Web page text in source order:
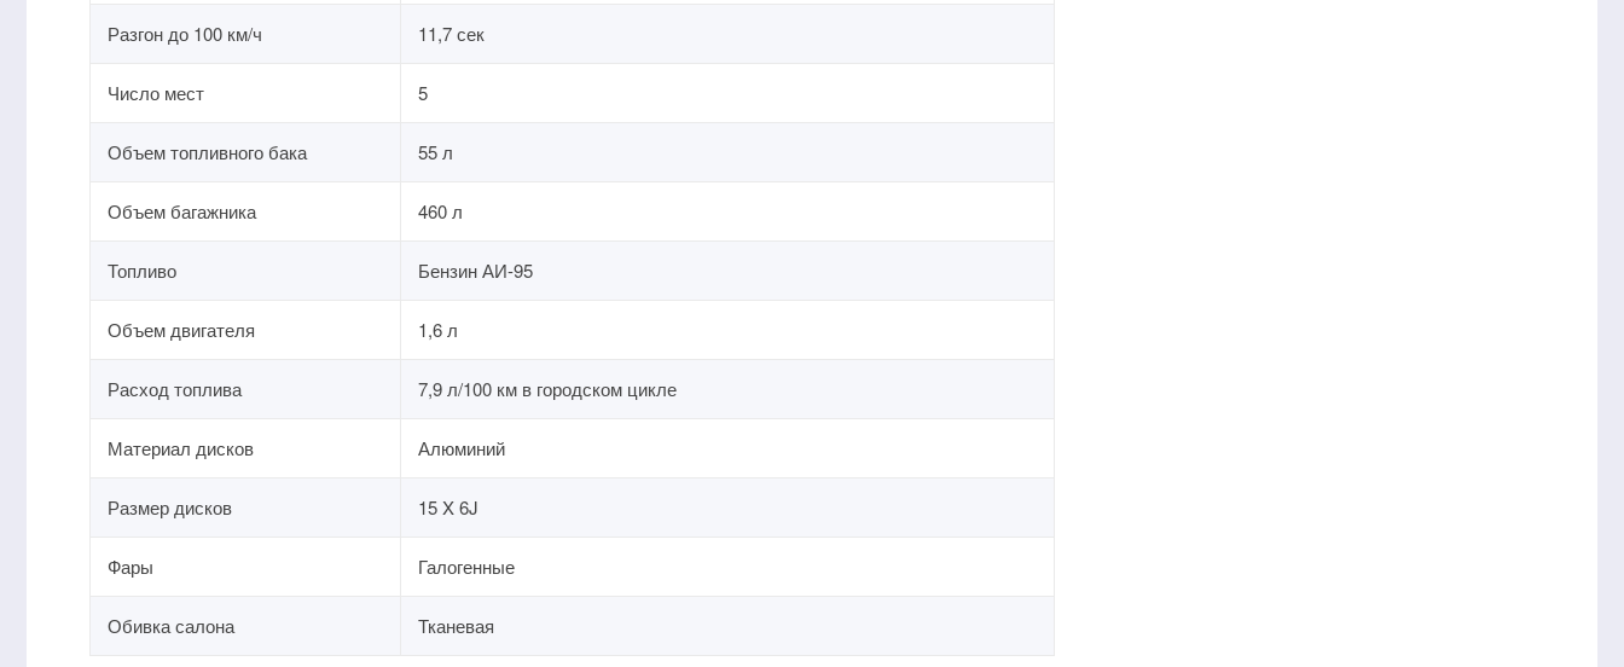
Разгон до 100 км/ч 11,7 сек
Число мест 5
Объем топливного бака 55 л
Объем багажника 460 л
Топливо Бензин АИ-95
Объем двигателя 1,6 л
Расход топлива 7,9 л/100 км в городском цикле
Материал дисков Алюминий
Размер дисков 15 X 6J
Фары Галогенные
Обивка салона Тканевая